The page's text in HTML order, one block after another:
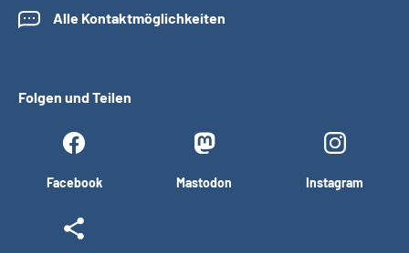
Alle Kontaktmöglichkeiten
Folgen und Teilen
Facebook Mastodon Instagram